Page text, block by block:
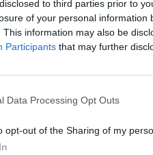
to third parties prior to
of your personal information
This information may also be
Participants that may further
Data Processing Opt Outs
opt-out of the Sharing of my
χώρους και
ικανότητά τους να
ρεμπέτικα,